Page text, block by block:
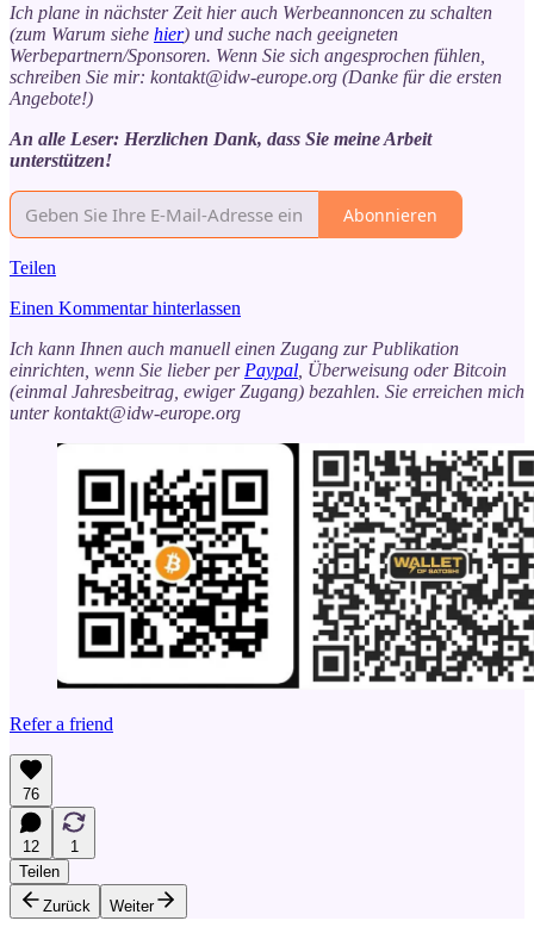
Ich plane in nächster Zeit hier auch Werbeannoncen zu schalten
(zum Warum siehe hier) und suche nach geeigneten
Werbepartnern/Sponsoren. Wenn Sie sich angesprochen fühlen,
schreiben Sie mir: kontakt@idw-europe.org (Danke für die ersten
Angebote!)
An alle Leser: Herzlichen Dank, dass Sie meine Arbeit
unterstützen!
Abonnieren
Teilen
Einen Kommentar hinterlassen
Ich kann Ihnen auch manuell einen Zugang zur Publikation
einrichten, wenn Sie lieber per Paypal , Überweisung oder Bitcoin
(einmal Jahresbeitrag, ewiger Zugang) bezahlen. Sie erreichen mich
unter kontakt@idw-europe.org
Refer a friend
76
12
1
Teilen
Zurück
Weiter